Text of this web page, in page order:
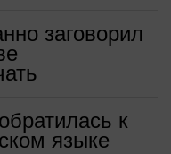
заговорил
к
языке